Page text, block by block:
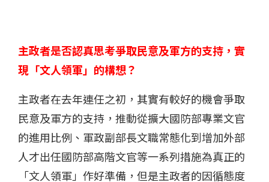
主政者是否認真思考爭取民意及軍方的支持，實
現「文人領軍」的構想？
主政者在去年連任之初，其實有較好的機會爭取
民意及軍方的支持，推動從擴大國防部專業文官
的進用比例、軍政副部長文職常態化到增加外部
人才出任國防部高階文官等一系列措施為真正的
「文人領軍」作好準備，但是主政者的因循態度